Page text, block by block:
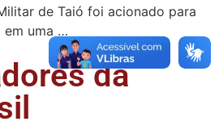
de Taió foi acionado para
em uma …
da